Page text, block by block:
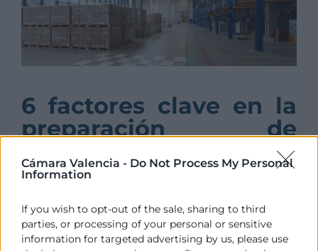
Cámara Valencia - Do Not Process My Personal
Information
If you wish to opt-out of the sale, sharing to third
parties, or processing of your personal or sensitive
information for targeted advertising by us, please use
6 factores clave en la
preparación de
pedidos en logística
para mejorar los
Hemos visto que si se desea conseguir